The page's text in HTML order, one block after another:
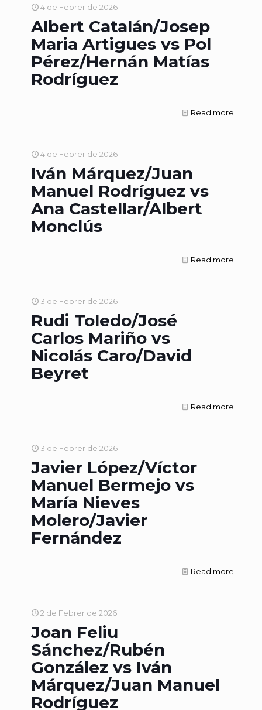
4 de Febrer de 2026
Albert Catalán/Josep
Maria Artigues vs Pol
Pérez/Hernán Matías
Rodríguez
Read more
4 de Febrer de 2026
Iván Márquez/Juan
Manuel Rodríguez vs
Ana Castellar/Albert
Monclús
Read more
3 de Febrer de 2026
Rudi Toledo/José
Carlos Mariño vs
Nicolás Caro/David
Beyret
Read more
3 de Febrer de 2026
Javier López/Víctor
Manuel Bermejo vs
María Nieves
Molero/Javier
Fernández
Read more
2 de Febrer de 2026
Joan Feliu
Sánchez/Rubén
González vs Iván
Márquez/Juan Manuel
Rodríguez